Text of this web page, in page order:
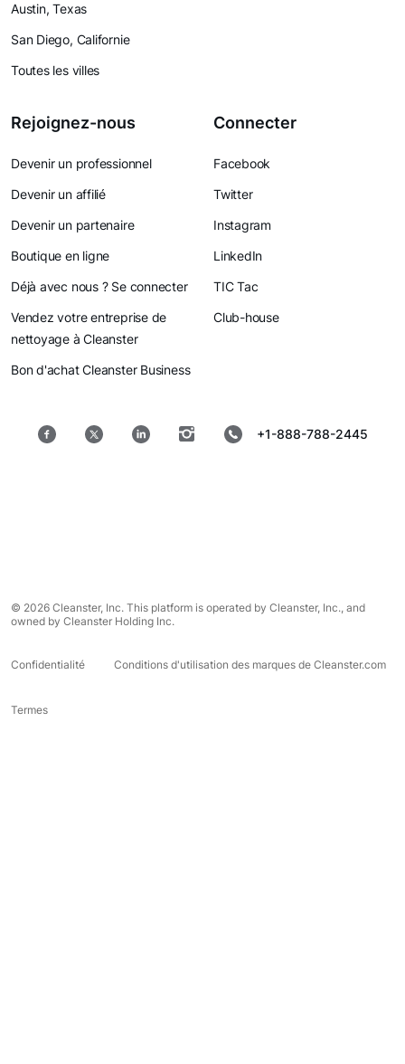
Austin, Texas
San Diego, Californie
Toutes les villes
Rejoignez-nous
Devenir un professionnel
Devenir un affilié
Devenir un partenaire
Boutique en ligne
Déjà avec nous ? Se connecter
Vendez votre entreprise de
nettoyage à Cleanster
Bon d'achat Cleanster Business
Connecter
Facebook
Twitter
Instagram
LinkedIn
TIC Tac
Club-house
+1-888-788-2445
© 2026 Cleanster, Inc. This platform is operated by Cleanster, Inc., and
owned by Cleanster Holding Inc.
Confidentialité Conditions d'utilisation des marques de Cleanster.com
Termes